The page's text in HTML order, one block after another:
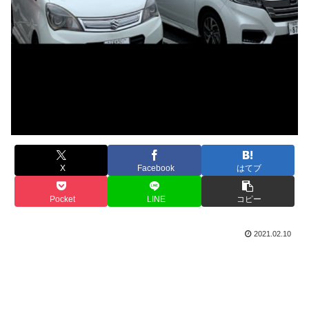
X Facebook はてブ
Pocket LINE コピー
2021.02.10